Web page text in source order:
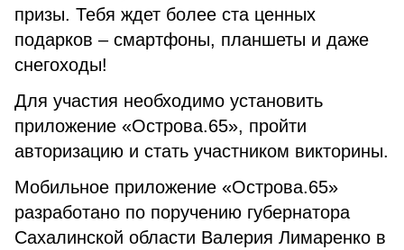
призы. Тебя ждет более ста ценных
подарков – смартфоны, планшеты и даже
снегоходы!
Для участия необходимо установить
приложение «Острова.65», пройти
авторизацию и стать участником викторины.
Мобильное приложение «Острова.65»
разработано по поручению губернатора
Сахалинской области Валерия Лимаренко в